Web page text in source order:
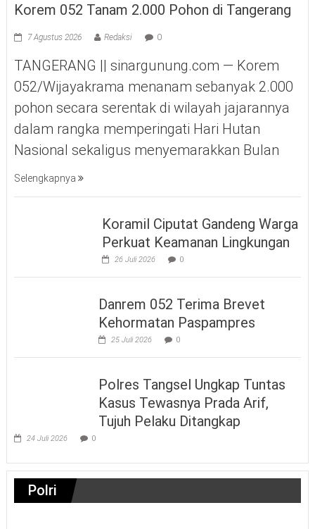
Korem 052 Tanam 2.000 Pohon di Tangerang
7 Agustus 2026 Redaksi 0
TANGERANG || sinargunung.com — Korem
052/Wijayakrama menanam sebanyak 2.000
pohon secara serentak di wilayah jajarannya
dalam rangka memperingati Hari Hutan
Nasional sekaligus menyemarakkan Bulan
Selengkapnya
Koramil Ciputat Gandeng Warga
Perkuat Keamanan Lingkungan
26 Juli 2026 0
Danrem 052 Terima Brevet
Kehormatan Paspampres
25 Juli 2026 0
Polres Tangsel Ungkap Tuntas
Kasus Tewasnya Prada Arif,
Tujuh Pelaku Ditangkap
24 Juli 2026 0
Polri